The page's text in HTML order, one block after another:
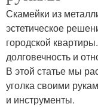
Скамейки из
эстетическое
городской
долговечность и
В этой статье мы
уголка своими
и инструменты.